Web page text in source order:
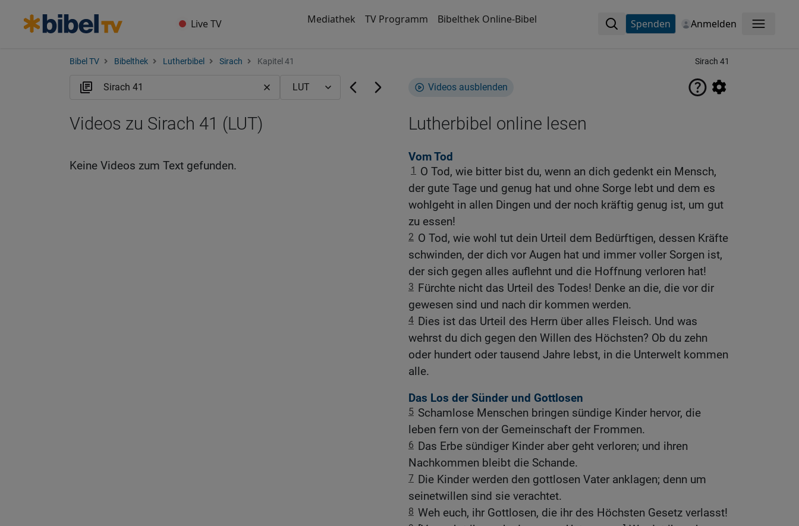
Live TV Mediathek TV Programm Bibelthek Online-Bibel Spenden Anmelden Menü
Bibel TV Bibelthek Lutherbibel Sirach Kapitel 41 Sirach 41
Videos ausblenden
Lutherbibel online lesen
Vom Tod
1
O Tod, wie bitter bist du, wenn an dich gedenkt ein Mensch,
der gute Tage und genug hat und ohne Sorge lebt und dem es
wohlgeht in allen Dingen und der noch kräftig genug ist, um gut
zu essen!
2 O Tod, wie wohl tut dein Urteil dem Bedürftigen, dessen Kräfte
schwinden, der dich vor Augen hat und immer voller Sorgen ist,
der sich gegen alles auflehnt und die Hoffnung verloren hat!
3 Fürchte nicht das Urteil des Todes! Denke an die, die vor dir
gewesen sind und nach dir kommen werden.
4 Dies ist das Urteil des Herrn über alles Fleisch. Und was
wehrst du dich gegen den Willen des Höchsten? Ob du zehn
oder hundert oder tausend Jahre lebst, in die Unterwelt kommen
alle.
Das Los der Sünder und Gottlosen
5 Schamlose Menschen bringen sündige Kinder hervor, die
leben fern von der Gemeinschaft der Frommen.
6 Das Erbe sündiger Kinder aber geht verloren; und ihren
Nachkommen bleibt die Schande.
7 Die Kinder werden den gottlosen Vater anklagen; denn um
seinetwillen sind sie verachtet.
8 Weh euch, ihr Gottlosen, die ihr des Höchsten Gesetz verlasst!
Videos zu Sirach 41 (LUT)
Keine Videos zum Text gefunden.